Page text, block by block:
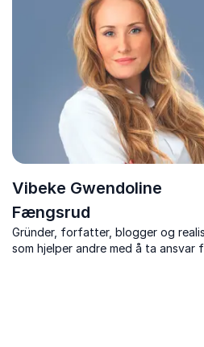
psykisk helse – fra barne- og u...
Vibeke Gwendoline
Fængsrud
Gründer, forfatter, blogger og
som hjelper andre med å ta ansvar